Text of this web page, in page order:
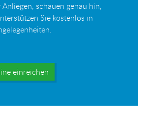
schauen genau hin,
Sie kostenlos in
einreichen